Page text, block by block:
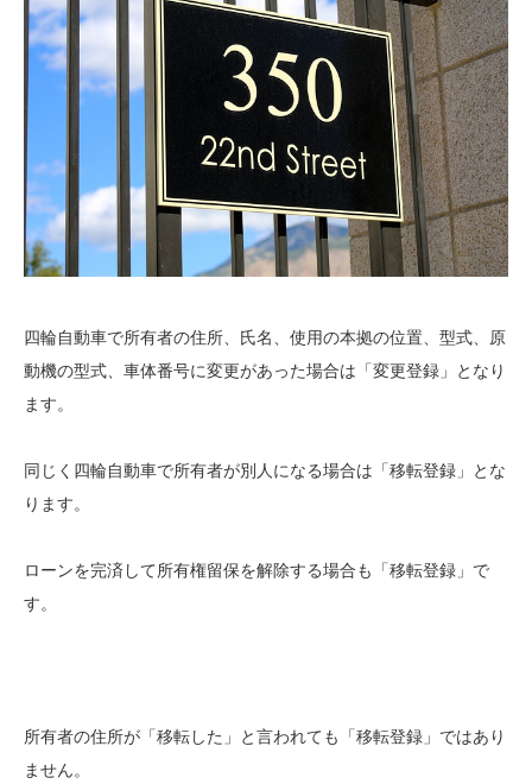
四輪自動車で所有者の住所、氏名、使用の本拠の位置、型式、原
動機の型式、車体番号に変更があった場合は「変更登録」となり
ます。
同じく四輪自動車で所有者が別人になる場合は「移転登録」とな
ります。
ローンを完済して所有権留保を解除する場合も「移転登録」で
す。
所有者の住所が「移転した」と言われても「移転登録」ではあり
ません。